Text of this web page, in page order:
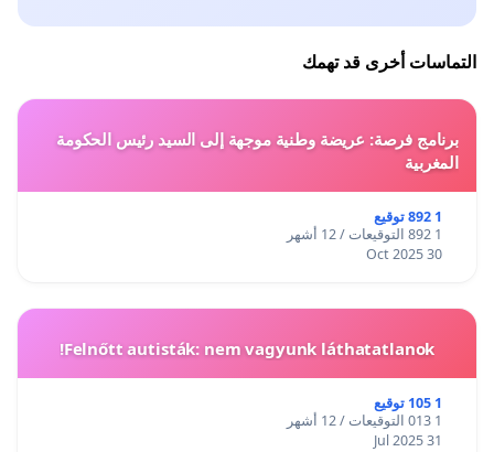
التماسات أخرى قد تهمك
برنامج فرصة: عريضة وطنية موجهة إلى السيد رئيس الحكومة
المغربية
1 892 توقيع
1 892 التوقيعات / 12 أشهر
30 Oct 2025
Felnőtt autisták: nem vagyunk láthatatlanok!
1 105 توقيع
1 013 التوقيعات / 12 أشهر
31 Jul 2025